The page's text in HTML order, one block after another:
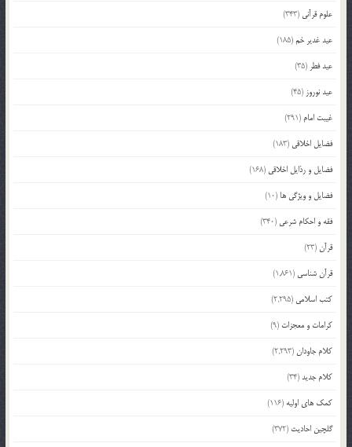
علوم قرآنی (343)
عید غدیر خم(185)
عید فطر (35)
عید نوروز (45)
غیبت امام (291)
فضایل اخلاقی (183)
فضایل و رذایل اخلاقی (168)
فضایل و ویژگی ها (10)
فقه و احکام شرعی (340)
قرآن(23)
قرآن شناسی (1,861)
کتب اسلامی (2,295)
کرامات و معجزات (9)
کلام جاودان(2,293)
کلام جدید(34)
کمک های اولیه (116)
گلچین احادیث (372)